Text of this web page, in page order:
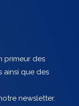
primeur des
ainsi que des
newsletter.